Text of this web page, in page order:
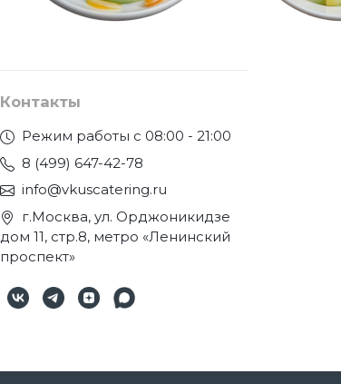
Контакты
Режим работы с 08:00 - 21:00
8 (499) 647-42-78
info@vkuscatering.ru
г.Москва, ул. Орджоникидзе
дом 11, стр.8, метро «Ленинский
проспект»